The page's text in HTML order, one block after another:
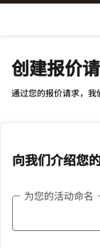
Skip To Content
创建报价
通过您的报价请求，我
向我们介绍您
为您的活动命名